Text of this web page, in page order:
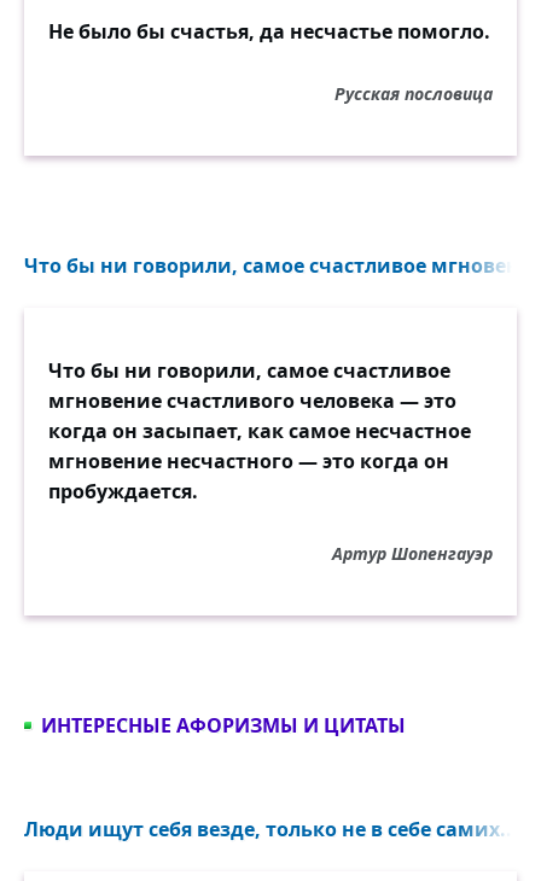
Не было бы счастья, да несчастье помогло.
Русская пословица
Что бы ни говорили, самое счастливое
Что бы ни говорили, самое счастливое
мгновение счастливого человека — это
когда он засыпает, как самое несчастное
мгновение несчастного — это когда он
пробуждается.
Артур Шопенгауэр
ИНТЕРЕСНЫЕ АФОРИЗМЫ И ЦИТАТЫ
Люди ищут себя везде, только не в себе самих...